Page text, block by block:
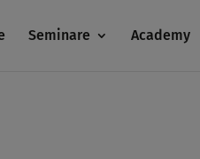
Seminare Academy